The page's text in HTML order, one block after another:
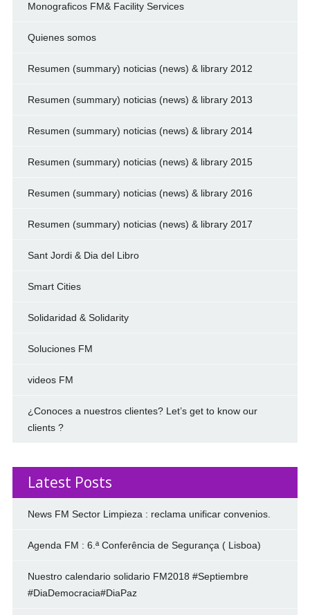
Monograficos FM& Facility Services
Quienes somos
Resumen (summary) noticias (news) & library 2012
Resumen (summary) noticias (news) & library 2013
Resumen (summary) noticias (news) & library 2014
Resumen (summary) noticias (news) & library 2015
Resumen (summary) noticias (news) & library 2016
Resumen (summary) noticias (news) & library 2017
Sant Jordi & Dia del Libro
Smart Cities
Solidaridad & Solidarity
Soluciones FM
videos FM
¿Conoces a nuestros clientes? Let’s get to know our
clients ?
Latest Posts
News FM Sector Limpieza : reclama unificar convenios.
Agenda FM : 6.ª Conferência de Segurança ( Lisboa)
Nuestro calendario solidario FM2018 #Septiembre
#DiaDemocracia#DiaPaz